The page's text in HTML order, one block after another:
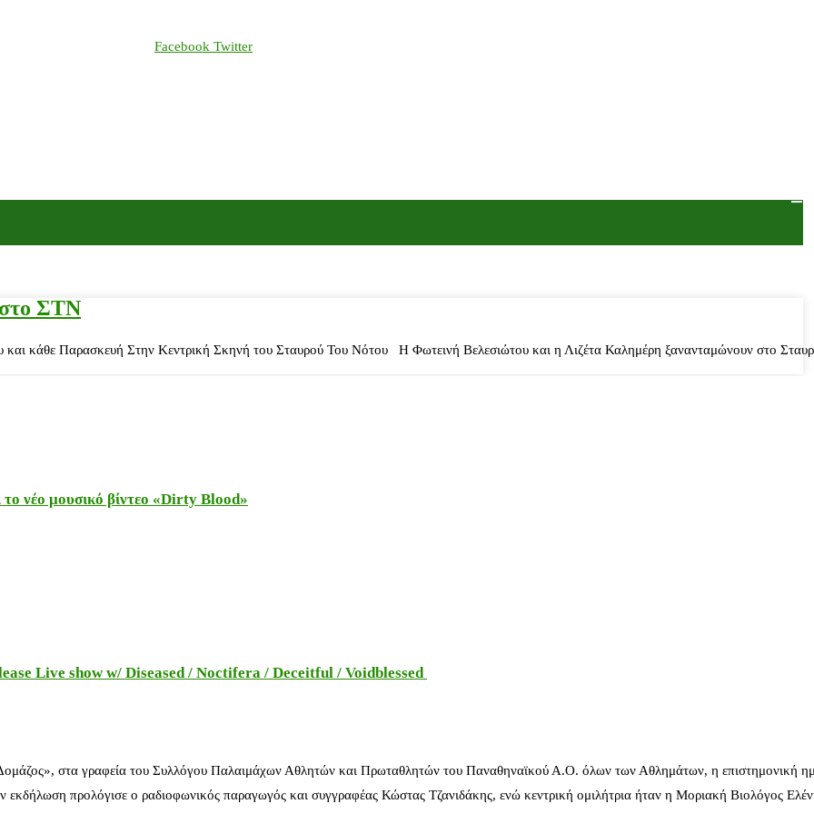
Facebook Twitter
ΣΤΝ
κάθε Παρασκευή Στην Κεντρική Σκηνή του Σταυρού Του Νότου Η Φωτεινή Βελεσιώτου και η Λιζέτα Καλημέρη ξανανταμώνουν στο
νέο μουσικό βίντεο «Dirty Blood»
Live show w/ Diseased / Noctifera / Deceitful / Voidblessed
στα γραφεία του Συλλόγου Παλαιμάχων Αθλητών και Πρωταθλητών του Παναθηναϊκού Α.Ο. όλων των Αθλημάτων, η επιστημονική
προλόγισε ο ραδιοφωνικός παραγωγός και συγγραφέας Κώστας Τζανιδάκης, ενώ κεντρική ομιλήτρια ήταν η Μοριακή Βιολόγος